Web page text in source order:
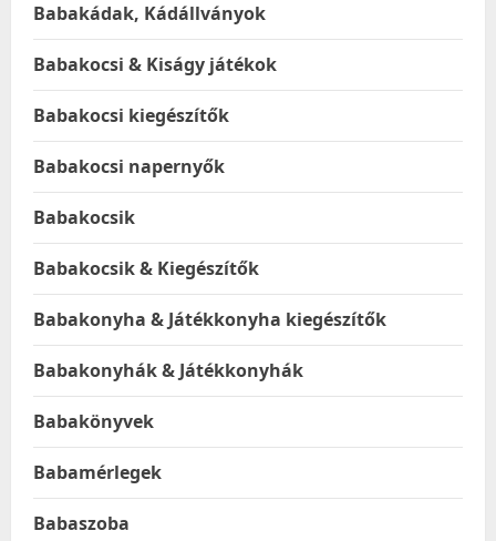
Babakádak, Kádállványok
Babakocsi & Kiságy játékok
Babakocsi kiegészítők
Babakocsi napernyők
Babakocsik
Babakocsik & Kiegészítők
Babakonyha & Játékkonyha kiegészítők
Babakonyhák & Játékkonyhák
Babakönyvek
Babamérlegek
Babaszoba